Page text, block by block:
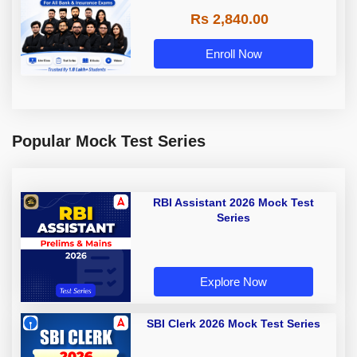
Rs 2,840.00
Enroll Now
Popular Mock Test Series
RBI Assistant 2026 Mock Test
Series
Explore Now
SBI Clerk 2026 Mock Test Series